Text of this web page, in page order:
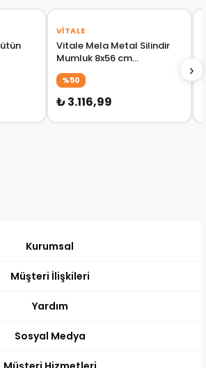
›
VITALE
Vitale Mela Metal Silindir
Mumluk 8x56 cm
AK.DY0034
%50
₺ 3.116,99
Kurumsal
Müşteri İlişkileri
Yardım
Sosyal Medya